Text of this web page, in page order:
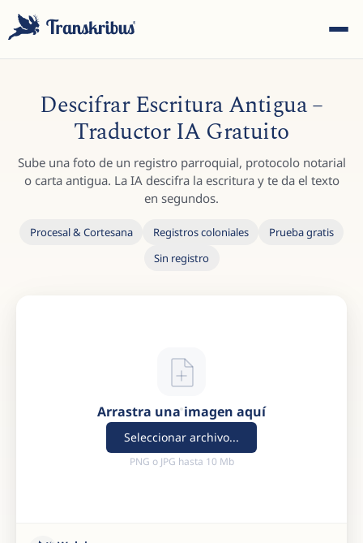
ESC
artículos del blog...
Descifrar Escritura Antigua –
Traductor IA Gratuito
Sube una foto de un registro parroquial, protocolo notarial
o carta antigua. La IA descifra la escritura y te da el texto
en segundos.
Procesal & Cortesana Registros coloniales
Prueba gratis
Sin registro
Arrastra una imagen aquí
Seleccionar archivo...
PNG o JPG hasta 10 Mb